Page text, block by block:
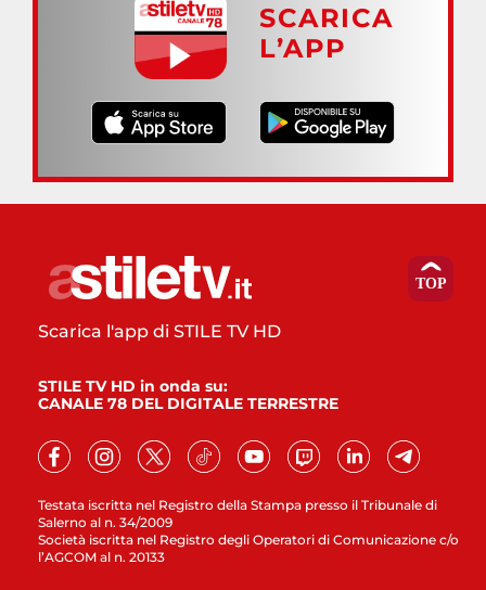
SCARICA
L’APP
Testata iscritta nel Registro della Stampa presso il Tribunale di
Salerno al n. 34/2009
Società iscritta nel Registro degli Operatori di Comunicazione c/o
l’AGCOM al n. 20133
Scarica l'app di STILE TV HD
STILE TV HD in onda su:
CANALE 78 DEL DIGITALE TERRESTRE